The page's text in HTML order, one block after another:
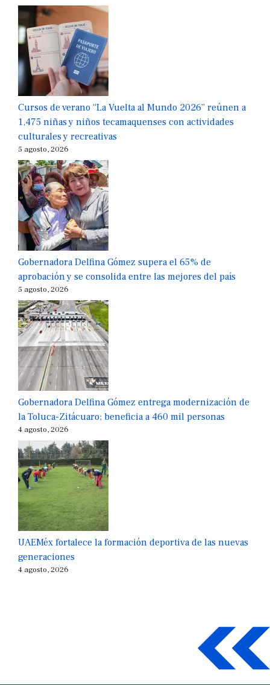
Cursos de verano “La Vuelta al Mundo 2026” reúnen a
1,475 niñas y niños tecamaquenses con actividades
culturales y recreativas
5 agosto, 2026
Gobernadora Delfina Gómez supera el 65% de
aprobación y se consolida entre las mejores del país
5 agosto, 2026
Gobernadora Delfina Gómez entrega modernización de
la Toluca-Zitácuaro; beneficia a 460 mil personas
4 agosto, 2026
UAEMéx fortalece la formación deportiva de las nuevas
generaciones
4 agosto, 2026